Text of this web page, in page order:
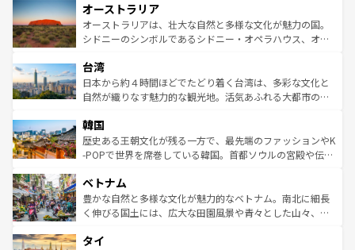
部のニューオーリンズでは、音楽と美食が融合した独特の
文化が魅力。旅行者はアメリカの各地域で異なる魅力を楽
しみながら、その多様性と豊かな歴史を感じることができ
ならではの贅沢な旅のスタイルだ。 なお、新着のアメリカ
情報はコンテンツ一覧を参照してほしい。
ワイ島は見逃せない。また、定番の観光地といえばオアフ
島だが、静かな自然を求めるならマウイ島やカウアイ島が
おすすめ。エメラルドグリーンに輝く海をはじめ、豊かな
れるおもてなしの心で訪れる人々を迎えてくれるハワイの
人々、おいしいローカルフードやハワイアンミュージッ
ク、伝統的なフラダンスなど、すべてがハワイの魅力を彩
ワイを、存分に味わってほしい。 なお、新着のハワイ情報
はコンテンツ一覧を参照してほしい。
オーストラリア
オーストラリアは、壮大な自然と多様な文化が魅力の国。
シドニーのシンボルであるシドニー・オペラハウス、オー
リアリーフや大陸中央部にそびえるウルル（エアーズロッ
ク）、タスマニアの美しい原生林やケアンズの熱帯雨林な
ど、見どころがたくさん。また、カフェやワイン、オージ
いる。アクティビティも充実しており、サーフィンやダイ
ビング、ハイキングなど、アウトドア好きにはたまらな
い。オーストラリアの多彩な魅力を存分に味わいつくそ
参照してほしい。
台湾
日本から約４時間ほどでたどり着く台湾は、多彩な文化と
自然が織りなす魅力的な観光地。活気あふれる大都市の台
ン）、静ひつな山岳地帯である台湾東部など、都市の喧騒
と山間の静けさが共存しており、訪れる人に新しい発見と
驚きをもたらしてくれる。また、奥深い台湾の食文化も魅
容にもいいと評判のスイーツなど、バラエティ豊かな料理
が味わえる。 なお、新着の台湾情報は コンテンツ一覧を参
照してほしい。
韓国
歴史ある王朝文化が残る一方で、最先端のファッションやK
-POPで世界を席巻している韓国。首都ソウルの宮殿や伝統
き、地方に足を延ばせば四季折々の自然美を楽しむことが
できる。そして、キムチや焼肉、絶品のストリートフード
まで、さまざまな韓国料理が待っている。夜には、韓国な
リティに包まれながら、韓国の多彩な魅力を心ゆくまで味
ベトナム
豊かな自然と多様な文化が魅力的なベトナム。南北に細長
く伸びる国土には、広大な田園風景や青々とした山々、世
急速な発展と共に伝統が息づく。ハノイの古い町並みやホ
タイ